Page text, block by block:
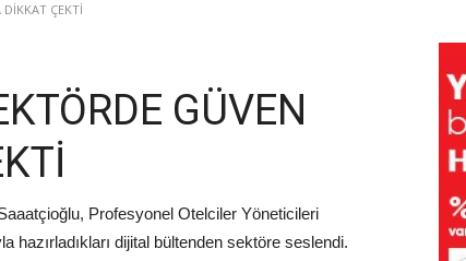
ÇEKTİ
GÜVEN
Profesyonel Otelciler Yöneticileri
dijital bültenden sektöre seslendi.